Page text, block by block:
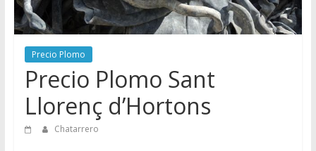
Chatarreros
para
Chatarra
Precio Plomo
Precio Plomo Sant
Llorenç d’Hortons
Chatarrero